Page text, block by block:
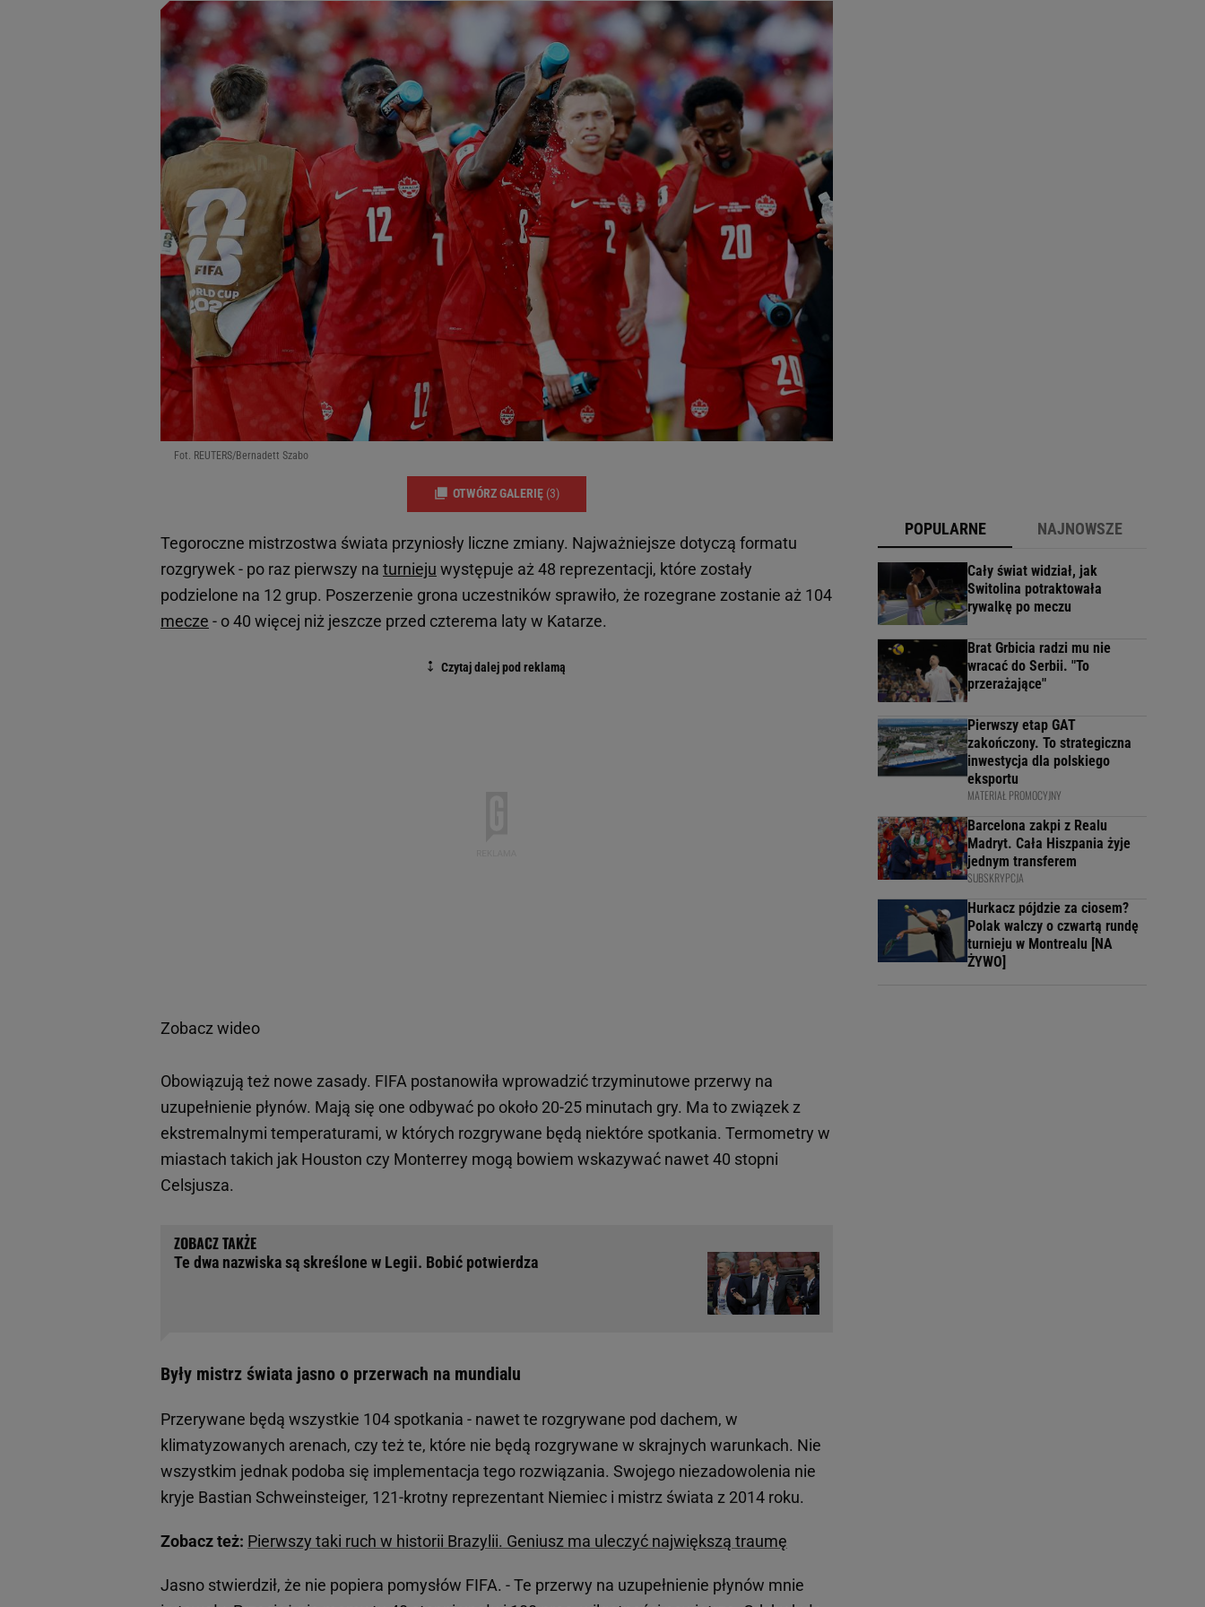
Fot. REUTERS/Bernadett Szabo
OTWÓRZ GALERIĘ (3)
Tegoroczne mistrzostwa świata przyniosły liczne zmiany. Najważniejsze dotyczą formatu
rozgrywek - po raz pierwszy na turnieju występuje aż 48 reprezentacji, które zostały
podzielone na 12 grup. Poszerzenie grona uczestników sprawiło, że rozegrane zostanie aż 104
mecze - o 40 więcej niż jeszcze przed czterema laty w Katarze.
Zobacz wideo
Obowiązują też nowe zasady. FIFA postanowiła wprowadzić trzyminutowe przerwy na
uzupełnienie płynów. Mają się one odbywać po około 20-25 minutach gry. Ma to związek z
ekstremalnymi temperaturami, w których rozgrywane będą niektóre spotkania. Termometry w
miastach takich jak Houston czy Monterrey mogą bowiem wskazywać nawet 40 stopni
Celsjusza.
Te dwa nazwiska są skreślone w Legii. Bobić potwierdza
Były mistrz świata jasno o przerwach na mundialu
Przerywane będą wszystkie 104 spotkania - nawet te rozgrywane pod dachem, w
klimatyzowanych arenach, czy też te, które nie będą rozgrywane w skrajnych warunkach. Nie
wszystkim jednak podoba się implementacja tego rozwiązania. Swojego niezadowolenia nie
kryje Bastian Schweinsteiger, 121-krotny reprezentant Niemiec i mistrz świata z 2014 roku.
Zobacz też: Pierwszy taki ruch w historii Brazylii. Geniusz ma uleczyć największą traumę
Jasno stwierdził, że nie popiera pomysłów FIFA. - Te przerwy na uzupełnienie płynów mnie
POPULARNE NAJNOWSZE
Cały świat widział, jak
Switolina potraktowała
rywalkę po meczu
Brat Grbicia radzi mu nie
wracać do Serbii. "To
przerażające"
Pierwszy etap GAT
zakończony. To strategiczna
inwestycja dla polskiego
eksportu
MATERIAŁ PROMOCYJNY
Barcelona zakpi z Realu
Madryt. Cała Hiszpania żyje
jednym transferem
SUBSKRYPCJA
Hurkacz pójdzie za ciosem?
Polak walczy o czwartą rundę
turnieju w Montrealu [NA
ŻYWO]